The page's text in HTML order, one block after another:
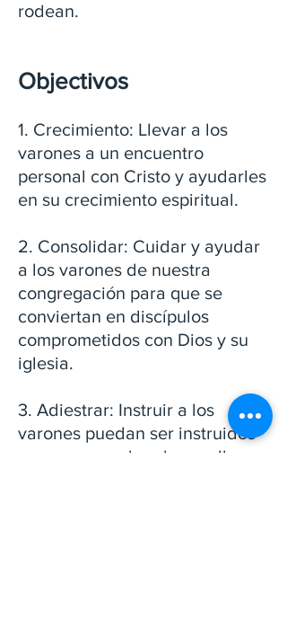
rodean.
Objectivos
1. Crecimiento: Llevar a los
varones a un encuentro
personal con Cristo y ayudarles
en su crecimiento espiritual.
2. Consolidar: Cuidar y ayudar
a los varones de nuestra
congregación para que se
conviertan en discípulos
comprometidos con Dios y su
iglesia.​
3. Adiestrar: Instruir a los
varones puedan ser instruidos
para que puedan desarrollar un